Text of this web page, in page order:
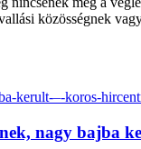
közösségnek
nagy bajba